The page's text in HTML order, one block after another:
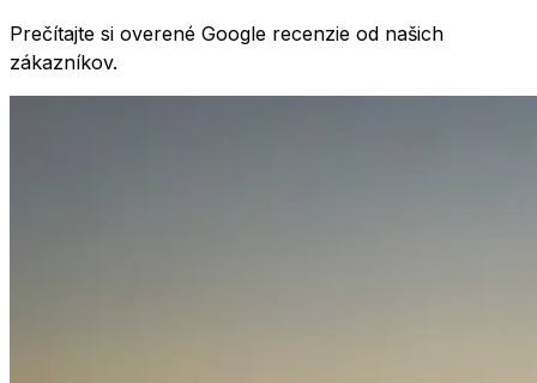
Prečítajte si overené Google recenzie od našich
zákazníkov.